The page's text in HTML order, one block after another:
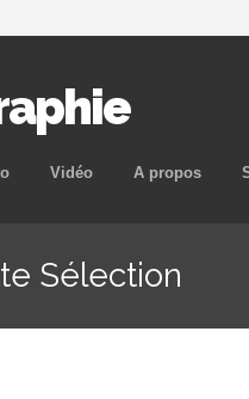
Vidéo A propos
Sélection